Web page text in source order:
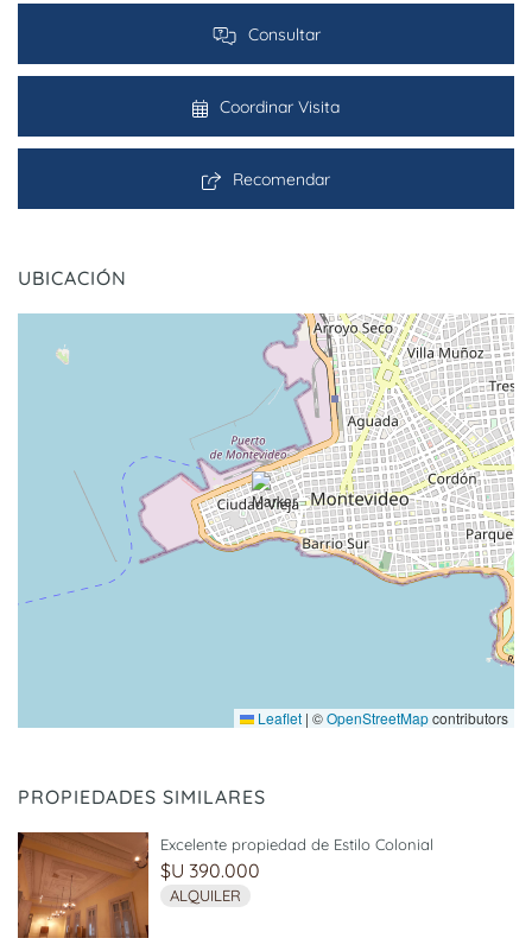
Consultar
Coordinar Visita
Recomendar
UBICACIÓN
Leaflet | ©OpenStreetMapcontributors
PROPIEDADES SIMILARES
Excelente propiedad de Estilo Colonial
$U 390.000
ALQUILER